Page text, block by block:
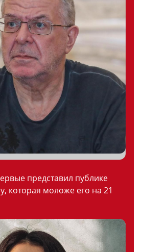
представил публике
которая моложе его на 21